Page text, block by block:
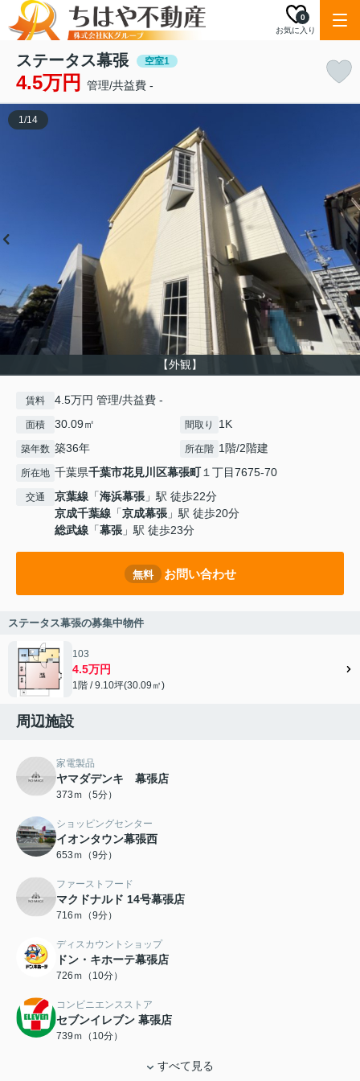
お気に入り
0
ステータス幕張 空室1
4.5万円 管理/共益費 -
【外観】
1/14
賃料 4.5万円 管理/共益費 -
面積 30.09㎡ 間取り 1K
築年数 築36年 所在階 1階/2階建
所在地 千葉県千葉市花見川区幕張町１丁目7675-70
交通 京葉線 「海浜幕張 」駅 徒歩22分
京成千葉線 「京成幕張 」駅 徒歩20分
総武線 「幕張 」駅 徒歩23分
無料 お問い合わせ
ステータス幕張の募集中物件
103
4.5万円
1階 / 9.10坪(30.09㎡)
周辺施設
家電製品
ヤマダデンキ 幕張店
373ｍ（5分）
ショッピングセンター
イオンタウン幕張西
653ｍ（9分）
ファーストフード
マクドナルド 14号幕張店
716ｍ（9分）
ディスカウントショップ
ドン・キホーテ幕張店
726ｍ（10分）
コンビニエンスストア
セブンイレブン 幕張店
739ｍ（10分）
すべて見る